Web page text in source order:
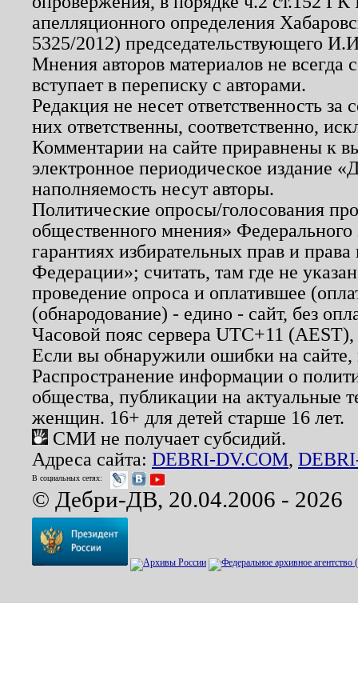
апелляционного определения
5325/2012) председательствующего
Мнения авторов материалов не
вступает в переписку с авторами.
Редакция не несет ответственность
них ответственны, соответственно,
Комментарии на сайте приравнены к
электронное периодическое издание
наполняемость несут авторы.
Политические опросы/голосования
общественного мнения»
гарантиях избирательных прав и
Федерации»; считать, там где не
проведение опроса и оплатившее
(обнародование) - едино - сайт, без
Часовой пояс сервера UTC+11
Если вы обнаружили ошибки на
Распространение информации о
общества, публикации на актуальные
женщин. 16+ для детей старше 16 лет.
СМИ не получает субсидий.
Адреса сайта: DEBRI-DV.COM,
В социальных сетях:
© Дебри-ДВ, 20.04.2006 - 2026